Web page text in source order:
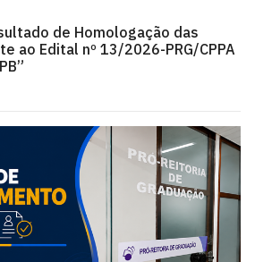
de Homologação das
ao Edital nº 13/2026-PRG/CPPA